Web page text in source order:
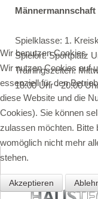
Männermannschaft
Spielklasse: 1.
Spielort: Sportplatz
Trainingszeiten:
18:00 Uhr - 20:00
Wir benutzen Cookies
Wir nutzen Cookies auf
essenziell für den
diese Website und die
Cookies). Sie können
zulassen möchten. Bitte
womöglich nicht mehr
stehen.
Akzeptieren